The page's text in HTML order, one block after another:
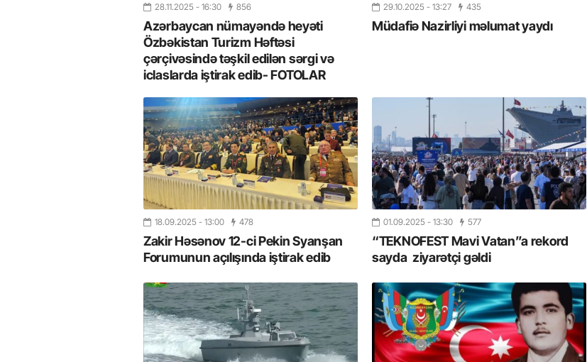
28.11.2025 - 16:30 856
Azərbaycan nümayəndə heyəti
Özbəkistan Turizm Həftəsi
çərçivəsində təşkil edilən sərgi və
iclaslarda iştirak edib- FOTOLAR
29.10.2025 - 13:27 435
Müdafiə Nazirliyi məlumat yaydı
18.09.2025 - 13:00 478
Zakir Həsənov 12-ci Pekin Syanşan
Forumunun açılışında iştirak edib
01.09.2025 - 13:30 577
“TEKNOFEST Mavi Vatan”a rekord
sayda ziyarətçi gəldi